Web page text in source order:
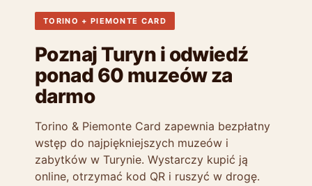
TORINO + PIEMONTE CARD
Poznaj Turyn i odwiedź
ponad 60 muzeów za
darmo
Torino & Piemonte Card zapewnia bezpłatny
wstęp do najpiękniejszych muzeów i
zabytków w Turynie. Wystarczy kupić ją
online, otrzymać kod QR i ruszyć w drogę.